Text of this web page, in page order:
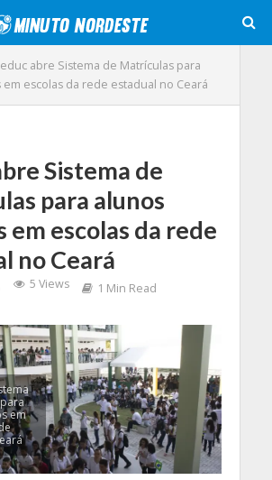
abre Sistema de Matrículas para
escolas da rede estadual no Ceará
Sistema de
para alunos
em escolas da rede
no Ceará
5 Views 1 Min Read
em